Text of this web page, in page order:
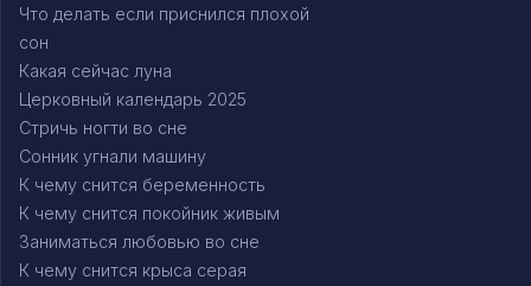
Что делать если приснился плохой
сон
Какая сейчас луна
Церковный календарь 2025
Стричь ногти во сне
Сонник угнали машину
К чему снится беременность
К чему снится покойник живым
Заниматься любовью во сне
К чему снится крыса серая